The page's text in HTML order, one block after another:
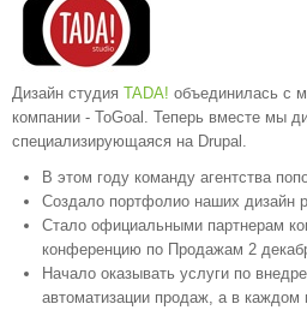
Дизайн студия TADA! объединилась с
компании - ToGoal. Теперь вместе мы
специализирующаяся на Drupal.
В этом году команду агентства
Создало портфолио наших дизайн
Стало официальными партнерам
конференцию по Продажам 2
Начало оказывать услуги по
автоматизации продаж, а в каждом